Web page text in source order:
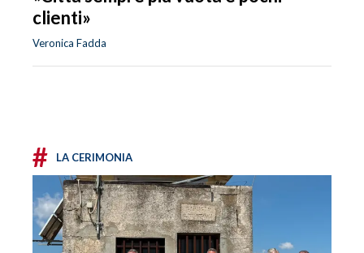
clienti»
Veronica Fadda
# LA CERIMONIA